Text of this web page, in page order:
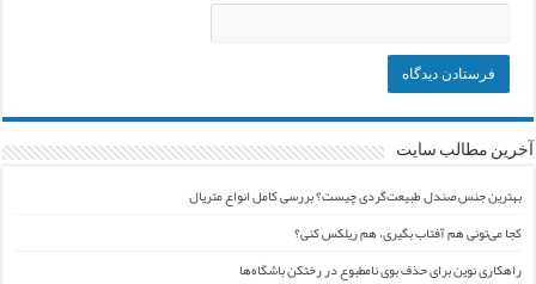
آخرین مطالب سایت
بهترین جنس صندل طبیعت‌گردی چیست؟ بررسی کامل انواع متریال
کجا می‌تونی هم آفتاب بگیری، هم ریلکس کنی؟
راهکاری نوین برای حذف بوی نامطبوع در رختکن باشگاه‌ها